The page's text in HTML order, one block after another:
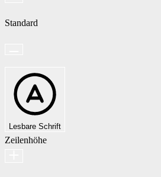
Standard
Lesbare Schrift
Zeilenhöhe